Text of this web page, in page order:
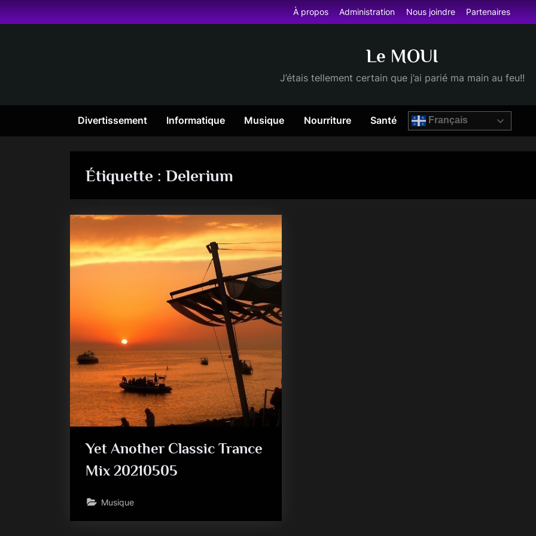
Skip
to
À propos Administration Nous joindre Partenaires
Le MOUI
J’étais tellement certain que j’ai parié ma main au feu!!
Divertissement Informatique Musique Nourriture Santé Français
Étiquette : Delerium
Yet Another Classic Trance
Mix 20210505
Musique